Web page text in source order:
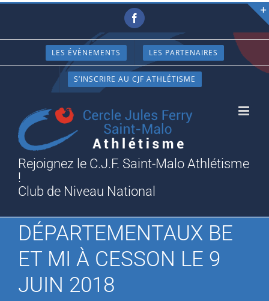
Passer
contenu
Facebook
LES ÉVÈNEMENTS LES PARTENAIRES
S’INSCRIRE AU CJF ATHLÉTISME
Rejoignez le C.J.F. Saint-Malo Athlétisme
!
Club de Niveau National
DÉPARTEMENTAUX BE
ET MI À CESSON LE 9
JUIN 2018